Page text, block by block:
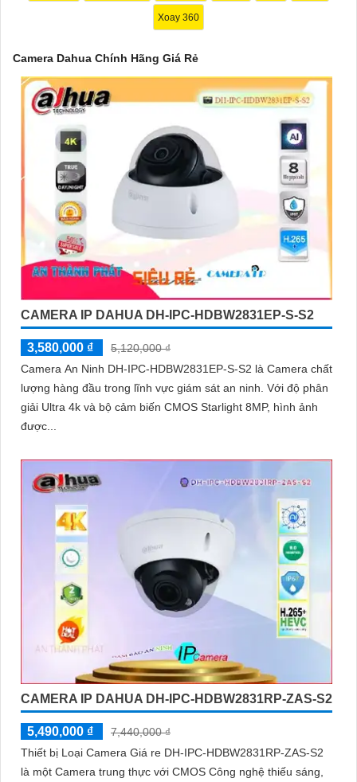
Xoay 360
Camera Dahua Chính Hãng Giá Rẻ
CAMERA IP DAHUA DH-IPC-HDBW2831EP-S-S2
3,580,000 ₫
5,120,000 ₫
Camera An Ninh DH-IPC-HDBW2831EP-S-S2 là Camera chất
lượng hàng đầu trong lĩnh vực giám sát an ninh. Với độ phân
giải Ultra 4k và bộ cảm biến CMOS Starlight 8MP, hình ảnh
được...
CAMERA IP DAHUA DH-IPC-HDBW2831RP-ZAS-S2
5,490,000 ₫
7,440,000 ₫
Thiết bị Loại Camera Giá re DH-IPC-HDBW2831RP-ZAS-S2
là một Camera trung thực với CMOS Công nghệ thiếu sáng,